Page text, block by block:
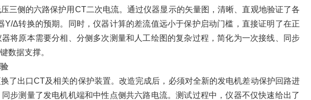
三侧的六路保护用CT二次电流。通过仪器显示的矢量图，清晰、直观地验证了各
Δ转换的预期。同时，仪器计算的差流值远小于保护启动门槛，直接证明了在正
将原本需要分相、分侧多次测量和人工绘图的复杂过程，简化为一次接线、同步
数据支撑。
了出口CT及相关的保护装置。改造完成后，必须对全新的发电机差动保护回路进
步测量了发电机机端和中性点侧共六路电流。测试过程中，仪器不仅快速给出了